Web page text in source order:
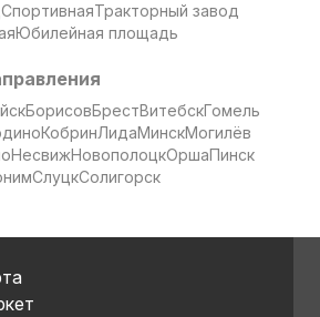
СпортивнаяТракторный завод
Юбилейная площадь
БорисовБрестВитебскГомель
КобринЛидаМинскМогилёв
НесвижНовополоцкОршаПинск
СлуцкСолигорск